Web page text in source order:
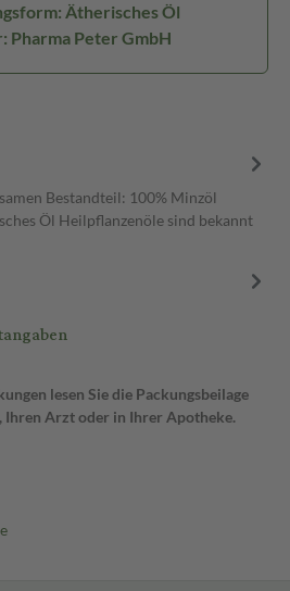
Ätherisches Öl
Pharma Peter GmbH
Bestandteil: 100% Minzöl
Öl Heilpflanzenöle sind bekannt
lesen Sie die Packungsbeilage
Ihren Arzt oder in Ihrer Apotheke.